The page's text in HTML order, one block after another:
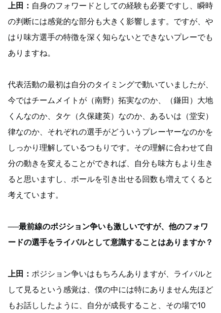
上田： 自身のフォワードとしての経験も必要ですし、瞬時
の判断には感覚的な部分も大きく影響します。ですが、や
はり味方選手の特徴を深く知らないとできないプレーでも
ありますね。
代表活動の最初は自分のタイミングで動いていましたが、
今ではチームメイトが（南野）拓実なのか、（鎌田）大地
くんなのか、タケ（久保建英）なのか、あるいは（堂安）
律なのか、それぞれの選手がどういうプレーヤーなのかを
しっかり理解しているつもりです。その理解に合わせて自
分の動きを変えることができれば、自分も味方もより生き
ると思いますし、ボールを引き出せる回数も増えてくると
考えています。
──最前線のポジション争いも激しいですが、他のフォワ
ードの選手をライバルとして意識することはありますか？
上田： ポジション争いはもちろんありますが、ライバルと
して見るという感覚は、僕の中には特にありません先ほど
もお話ししたように、自分が成長すること、その場で10